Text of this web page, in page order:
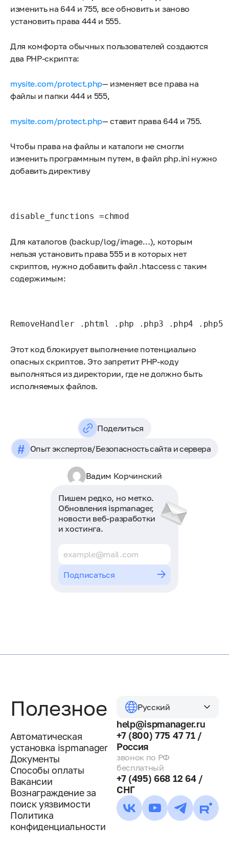
изменить на 644 и 755, все обновить и заново
установить права 444 и 555.
Для комфорта обычных пользователей создаются
два PHP-скрипта:
mysite.com/protect.php— изменяет все права на
файлы и папки 444 и 555,
mysite.com/protect.php— ставит права 644 и 755.
Чтобы права на файлы и каталоги не смогли
изменить программным путем, в файл php.ini нужно
добавить директиву
disable_functions =chmod
Для каталогов (backup/log/image…), которым
нельзя установить права 555 и в которых нет
скриптов, нужно добавить файл .htaccess с таким
содержимым:
RemoveHandler .phtml .php .php3 .php4
Этот код блокирует выполнение потенциально
опасных скриптов. Это запретит PHP-коду
выполняться из директории, где не должно быть
исполняемых файлов.
Поделиться
# Опыт экспертов/Безопасность сайта и сервера
Вадим Корчинский
Пишем редко, но метко.
Обновления ispmanager,
новости веб-разработки
и хостинга.
Подписаться
Полезное
Автоматическая
установка ispmanager
Документы
Способы оплаты
Вакансии
Вознаграждение за
поиск уязвимости
Политика
конфиденциальности
Русский
help@ispmanager.ru
+7 (800) 775 47 71 /
Россия
звонок по РФ
бесплатный
+7 (495) 668 12 64 /
СНГ